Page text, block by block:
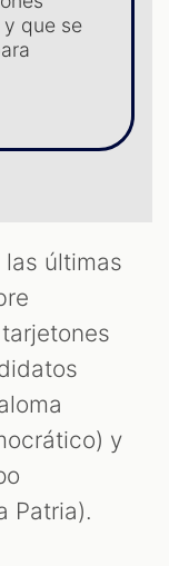
y que se
últimas
y
Patria).